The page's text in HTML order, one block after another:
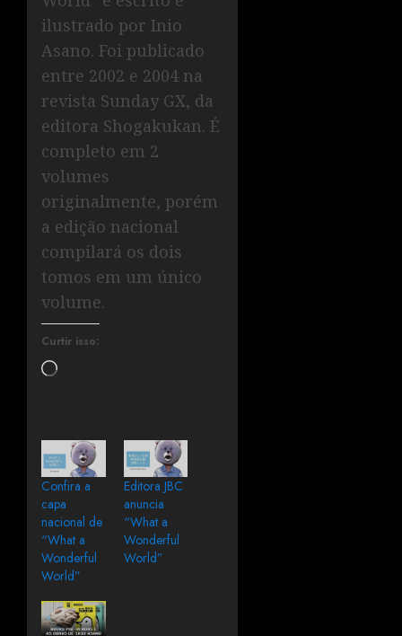
ilustrado por Inio
Asano. Foi publicado
entre 2002 e 2004 na
revista Sunday GX, da
editora Shogakukan. É
completo em 2
volumes
originalmente, porém
a edição nacional
compilará os dois
tomos em um único
volume.
Curtir isso:
Confira a
capa
nacional de
“What a
Wonderful
World”
Editora JBC
anuncia
“What a
Wonderful
World”